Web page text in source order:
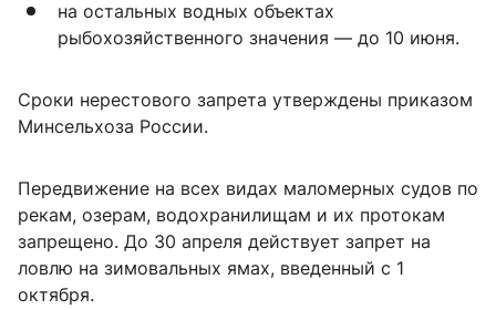
на остальных водных объектах
рыбохозяйственного значения — до 10 июня.
Сроки нерестового запрета утверждены приказом
Минсельхоза России.
Передвижение на всех видах маломерных судов по
рекам, озерам, водохранилищам и их протокам
запрещено. До 30 апреля действует запрет на
ловлю на зимовальных ямах, введенный с 1
октября.